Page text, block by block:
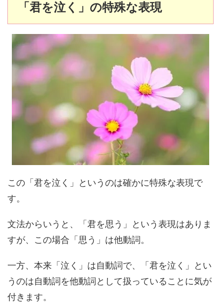
「君を泣く」の特殊な表現
この「君を泣く」というのは確かに特殊な表現で
す。
文法からいうと、「君を思う」という表現はありま
すが、この場合「思う」は他動詞。
一方、本来「泣く」は自動詞で、「君を泣く」とい
うのは自動詞を他動詞として扱っていることに気が
付きます。